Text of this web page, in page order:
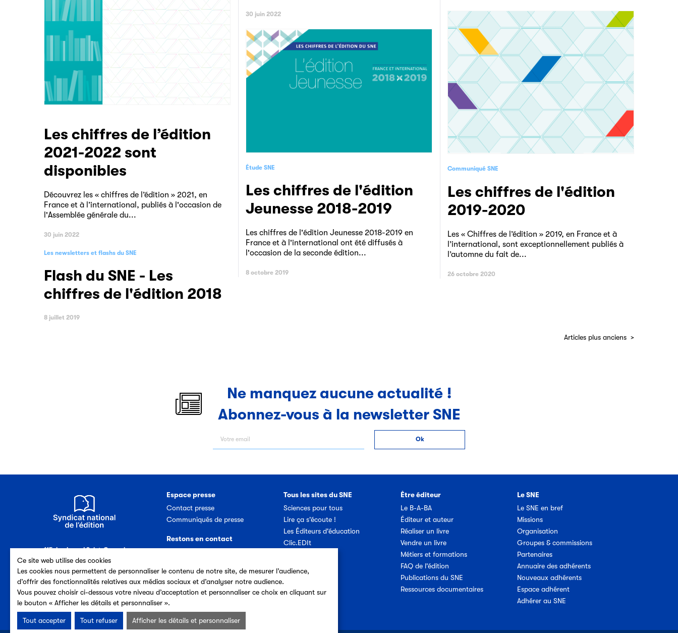
Ce site web utilise des cookies
Les cookies nous permettent de personnaliser le contenu de notre site, de mesurer l’audience,
d’offrir des fonctionnalités relatives aux médias sociaux et d’analyser notre audience.
Vous pouvez choisir ci-dessous votre niveau d’acceptation et personnaliser ce choix en cliquant sur
le bouton « Afficher les détails et personnaliser ».
Tout accepter Tout refuser Afficher les détails et personnaliser
30 juin 2022
Les chiffres de l’édition
2021-2022 sont
disponibles
Découvrez les « chiffres de l’édition » 2021, en
France et à l’international, publiés à l'occasion de
l'Assemblée générale du...
30 juin 2022
Communiqué SNE
Les chiffres de l'édition
2019-2020
Les « Chiffres de l’édition » 2019, en France et à
l’international, sont exceptionnellement publiés à
l’automne du fait de...
26 octobre 2020
Étude SNE
Les chiffres de l'édition
Jeunesse 2018-2019
Les chiffres de l'édition Jeunesse 2018-2019 en
France et à l'international ont été diffusés à
l'occasion de la seconde édition...
8 octobre 2019
Les newsletters et flashs du SNE
Flash du SNE - Les
chiffres de l'édition 2018
8 juillet 2019
Articles plus anciens
Ne manquez aucune actualité !
Abonnez-vous à la newsletter SNE
115, boulevard Saint-Germain
75006 Paris (France)
Espace presse
Contact presse
Communiqués de presse
Restons en contact
Tous les sites du SNE
Sciences pour tous
Lire ça s'écoute !
Les Éditeurs d'éducation
Clic.EDIt
Offres d'emploi
Être éditeur
Le B-A-BA
Éditeur et auteur
Réaliser un livre
Vendre un livre
Métiers et formations
FAQ de l'édition
Publications du SNE
Ressources documentaires
Le SNE
Le SNE en bref
Missions
Organisation
Groupes & commissions
Partenaires
Annuaire des adhérents
Nouveaux adhérents
Espace adhérent
Adhérer au SNE